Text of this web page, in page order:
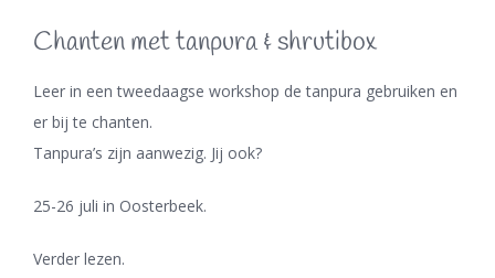
Chanten met tanpura & shrutibox
Leer in een tweedaagse workshop de tanpura gebruiken en
er bij te chanten.
Tanpura’s zijn aanwezig. Jij ook?
25-26 juli in Oosterbeek.
Verder lezen.